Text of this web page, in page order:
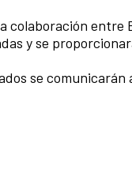
colaboración entre
y se
se